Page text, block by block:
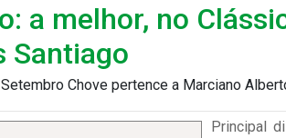
a melhor, no
Santiago
Chove pertence a Marciano
Principal